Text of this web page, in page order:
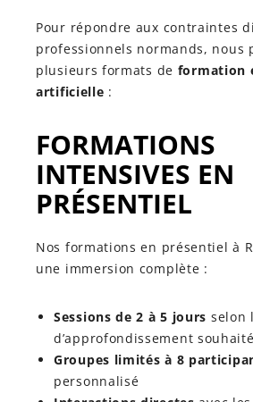
Pour répondre aux contraintes
professionnels normands, nous
plusieurs formats de formation
artificielle :
FORMATIONS
INTENSIVES EN
PRÉSENTIEL
Nos formations en présentiel à
une immersion complète :
Sessions de 2 à 5 jours selon
d’approfondissement souhaité
Groupes limités à 8
personnalisé